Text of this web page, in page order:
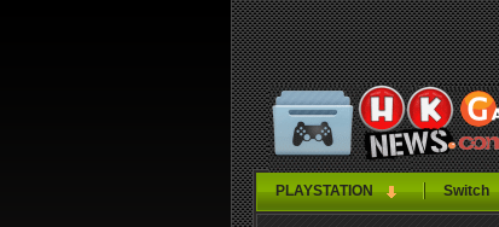
PLAYSTATION Switch